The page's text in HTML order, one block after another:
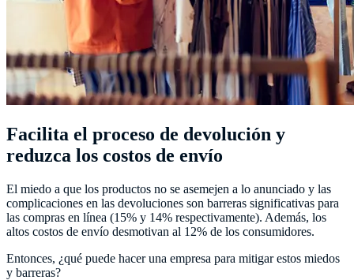
Facilita el proceso de devolución y
reduzca los costos de envío
El miedo a que los productos no se asemejen a lo anunciado y las
complicaciones en las devoluciones son barreras significativas para
las compras en línea (15% y 14% respectivamente). Además, los
altos costos de envío desmotivan al 12% de los consumidores​.
Entonces, ¿qué puede hacer una empresa para mitigar estos miedos
y barreras?